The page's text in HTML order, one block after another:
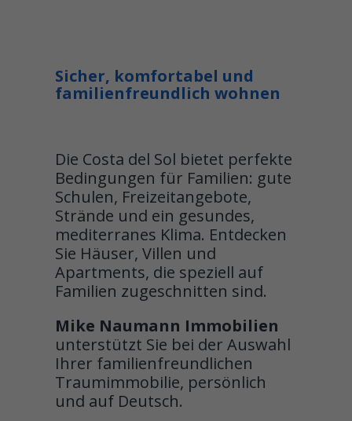
Sicher, komfortabel und
familienfreundlich wohnen
Die Costa del Sol bietet perfekte
Bedingungen für Familien: gute
Schulen, Freizeitangebote,
Strände und ein gesundes,
mediterranes Klima. Entdecken
Sie Häuser, Villen und
Apartments, die speziell auf
Familien zugeschnitten sind.
Mike Naumann Immobilien
unterstützt Sie bei der Auswahl
Ihrer familienfreundlichen
Traumimmobilie, persönlich
und auf Deutsch.